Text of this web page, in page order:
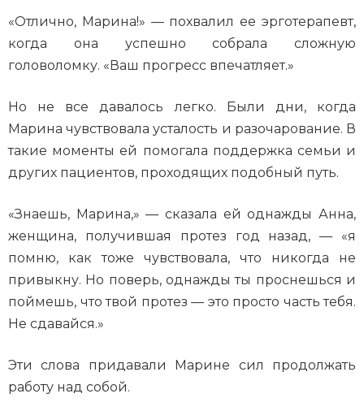
«Отлично, Марина!» — похвалил ее эрготерапевт,
когда она успешно собрала сложную
головоломку. «Ваш прогресс впечатляет.»
Но не все давалось легко. Были дни, когда
Марина чувствовала усталость и разочарование. В
такие моменты ей помогала поддержка семьи и
других пациентов, проходящих подобный путь.
«Знаешь, Марина,» — сказала ей однажды Анна,
женщина, получившая протез год назад, — «я
помню, как тоже чувствовала, что никогда не
привыкну. Но поверь, однажды ты проснешься и
поймешь, что твой протез — это просто часть тебя.
Не сдавайся.»
Эти слова придавали Марине сил продолжать
работу над собой.